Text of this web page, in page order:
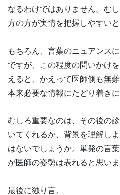
なるわけではありません。む
方の方が実情を把握しやすいと
もちろん、言葉のニュアンス
ですが、この程度の問いかけ
えると、かえって医師側も無
本来必要な情報にたどり着き
むしろ重要なのは、その後の
いてくれるか、背景を理解し
はないでしょうか。単発の言
が医師の姿勢は表れると思いま
最後に独り言。